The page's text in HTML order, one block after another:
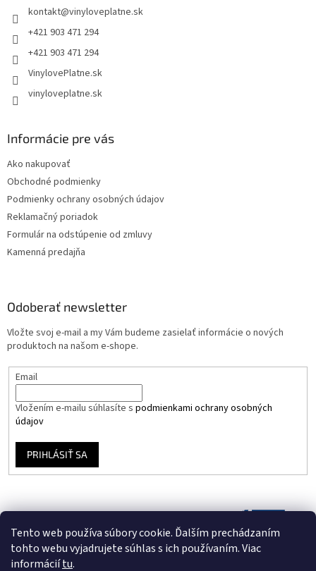
Tento web používa súbory cookie. Ďalším prechádzaním
tohto webu vyjadrujete súhlas s ich používaním. Viac
informáciítu.
kontakt@vinyloveplatne.sk
+421 903 471 294
+421 903 471 294
VinylovePlatne.sk
vinyloveplatne.sk
Informácie pre vás
Ako nakupovať
Obchodné podmienky
Podmienky ochrany osobných údajov
Reklamačný poriadok
Formulár na odstúpenie od zmluvy
Kamenná predajňa
Odoberať newsletter
Vložte svoj e-mail a my Vám budeme zasielať informácie o nových
produktoch na našom e-shope.
Email
Vložením e-mailu súhlasíte s podmienkami ochrany osobných
údajov
PRIHLÁSIŤ SA